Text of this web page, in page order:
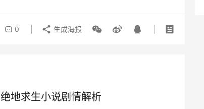
0 生成海报
地求生小说剧情解析